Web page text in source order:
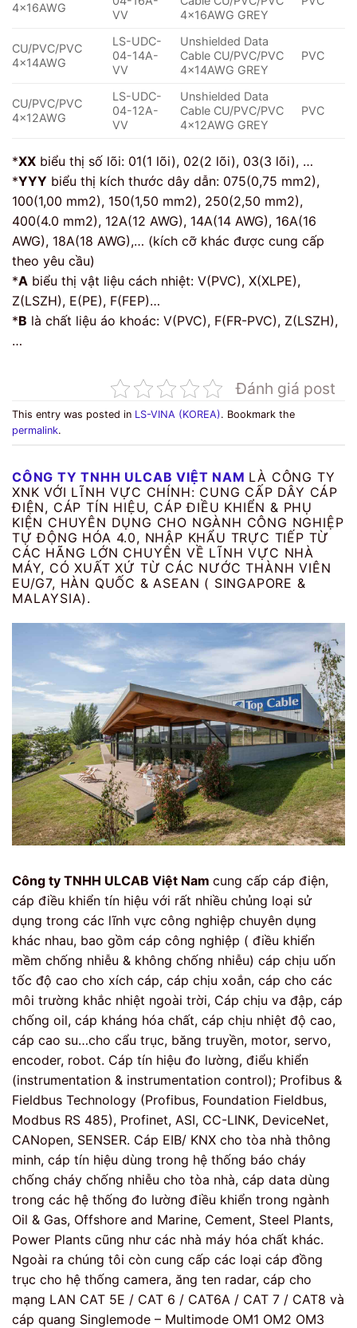
4x16AWG
VV
4x16AWG GREY
CU/PVC/PVC
4x14AWG
LS-UDC-
04-14A-
VV
Unshielded Data
Cable CU/PVC/PVC
4x14AWG GREY
PVC
CU/PVC/PVC
4x12AWG
LS-UDC-
04-12A-
VV
Unshielded Data
Cable CU/PVC/PVC
4x12AWG GREY
PVC
*XX biểu thị số lõi: 01(1 lõi), 02(2 lõi), 03(3 lõi), …
*YYY biểu thị kích thước dây dẫn: 075(0,75 mm2),
100(1,00 mm2), 150(1,50 mm2), 250(2,50 mm2),
400(4.0 mm2), 12A(12 AWG), 14A(14 AWG), 16A(16
AWG), 18A(18 AWG),… (kích cỡ khác được cung cấp
theo yêu cầu)
*A biểu thị vật liệu cách nhiệt: V(PVC), X(XLPE),
Z(LSZH), E(PE), F(FEP)…
*B là chất liệu áo khoác: V(PVC), F(FR-PVC), Z(LSZH),
…
Đánh giá post
This entry was posted in LS-VINA (KOREA). Bookmark the
permalink.
CÔNG TY TNHH ULCAB VIỆT NAM LÀ CÔNG TY
XNK VỚI LĨNH VỰC CHÍNH: CUNG CẤP DÂY CÁP
ĐIỆN, CÁP TÍN HIỆU, CÁP ĐIỀU KHIỂN & PHỤ
KIỆN CHUYÊN DỤNG CHO NGÀNH CÔNG NGHIỆP
TỰ ĐỘNG HÓA 4.0, NHẬP KHẨU TRỰC TIẾP TỪ
CÁC HÃNG LỚN CHUYÊN VỀ LĨNH VỰC NHÀ
MÁY, CÓ XUẤT XỨ TỪ CÁC NƯỚC THÀNH VIÊN
EU/G7, HÀN QUỐC & ASEAN ( SINGAPORE &
MALAYSIA).
Công ty TNHH ULCAB Việt Nam cung cấp cáp điện,
cáp điều khiển tín hiệu với rất nhiều chủng loại sử
dụng trong các lĩnh vực công nghiệp chuyên dụng
khác nhau, bao gồm cáp công nghiệp ( điều khiển
mềm chống nhiễu & không chống nhiễu) cáp chịu uốn
tốc độ cao cho xích cáp, cáp chịu xoắn, cáp cho các
môi trường khắc nhiệt ngoài trời, Cáp chịu va đập, cáp
chống oil, cáp kháng hóa chất, cáp chịu nhiệt độ cao,
cáp cao su…cho cẩu trục, băng truyền, motor, servo,
encoder, robot. Cáp tín hiệu đo lường, điểu khiển
(instrumentation & instrumentation control); Profibus &
Fieldbus Technology (Profibus, Foundation Fieldbus,
Modbus RS 485), Profinet, ASI, CC-LINK, DeviceNet,
CANopen, SENSER. Cáp EIB/ KNX cho tòa nhà thông
minh, cáp tín hiệu dùng trong hệ thống báo cháy
chống cháy chống nhiễu cho tòa nhà, cáp data dùng
trong các hệ thống đo lường điều khiển trong ngành
Oil & Gas, Offshore and Marine, Cement, Steel Plants,
Power Plants cũng như các nhà máy hóa chất khác.
Ngoài ra chúng tôi còn cung cấp các loại cáp đồng
trục cho hệ thống camera, ăng ten radar, cáp cho
mạng LAN CAT 5E / CAT 6 / CAT6A / CAT 7 / CAT8 và
cáp quang Singlemode – Multimode OM1 OM2 OM3